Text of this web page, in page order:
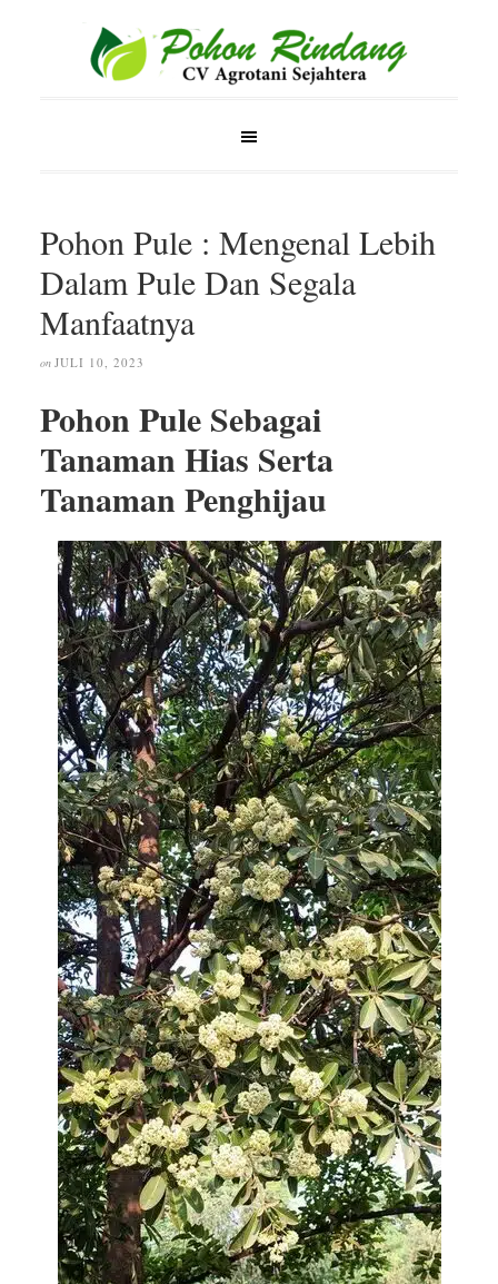
Pohon Pule : Mengenal Lebih
Dalam Pule Dan Segala
Manfaatnya
on JULI 10, 2023
Pohon Pule Sebagai
Tanaman Hias Serta
Tanaman Penghijau